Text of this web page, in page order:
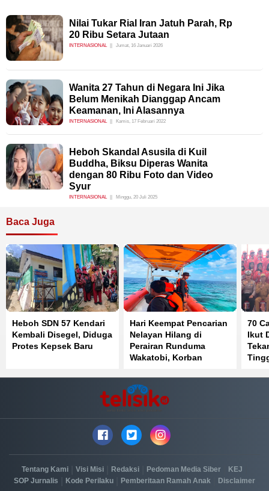
Nilai Tukar Rial Iran Jatuh Parah, Rp
20 Ribu Setara Jutaan
INTERNASIONAL Jumat, 16 Januari 2026
Wanita 27 Tahun di Negara Ini Jika
Belum Menikah Dianggap Ancam
Keamanan, Ini Alasannya
INTERNASIONAL Kamis, 17 Februari 2022
Heboh Skandal Asusila di Kuil
Buddha, Biksu Diperas Wanita
dengan 80 Ribu Foto dan Video
Syur
INTERNASIONAL Minggu, 20 Juli 2025
Baca Juga
Heboh SDN 57 Kendari
Kembali Disegel, Diduga
Protes Kepsek Baru
Hari Keempat Pencarian
Nelayan Hilang di
Perairan Runduma
Wakatobi, Korban
70
Ikut
Tentang Kami Visi Misi Redaksi Pedoman Media Siber KEJ
SOP Jurnalis Kode Perilaku Pemberitaan Ramah Anak Disclaimer